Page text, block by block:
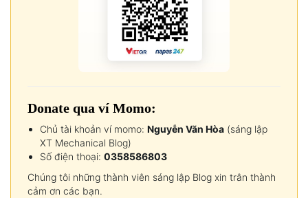
Donate qua ví Momo:
Chủ tài khoản ví momo: Nguyễn Văn Hòa (sáng lập
XT Mechanical Blog)
Số điện thoại: 0358586803
Chúng tôi những thành viên sáng lập Blog xin trân thành
cảm ơn các bạn.